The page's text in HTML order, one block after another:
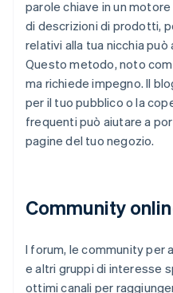
parole chiave in un
di descrizioni di prodotti,
relativi alla tua nicchia
Questo metodo, noto
ma richiede impegno. Il
per il tuo pubblico o la
frequenti può aiutare a
pagine del tuo negozio.
Community
I forum, le community per
e altri gruppi di interesse
ottimi canali per